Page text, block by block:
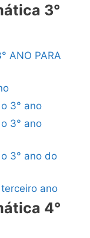
3°
ANO PARA
3° ano
3° ano
3° ano do
ano
4°